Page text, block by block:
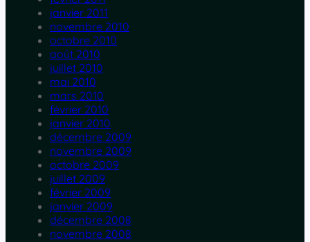
janvier 2011
novembre 2010
octobre 2010
août 2010
juillet 2010
mai 2010
mars 2010
février 2010
janvier 2010
décembre 2009
novembre 2009
octobre 2009
juillet 2009
février 2009
janvier 2009
décembre 2008
novembre 2008